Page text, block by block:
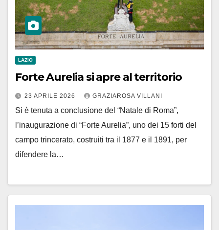
LAZIO
Forte Aurelia si apre al territorio
23 APRILE 2026 GRAZIAROSA VILLANI
Si è tenuta a conclusione del “Natale di Roma”,
l’inaugurazione di “Forte Aurelia”, uno dei 15 forti del
campo trincerato, costruiti tra il 1877 e il 1891, per
difendere la…